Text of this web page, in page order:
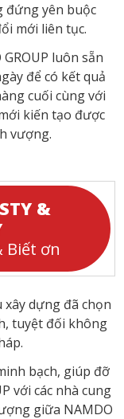
đứng yên buộc
mới liên tục.
luôn sẵn
để có kết quả
cuối cùng với
kiến tạo được
vượng.
&
Biết ơn
xây dựng đã chọn
tuyệt đối không
bạch, giúp đỡ
với các nhà cung
giữa NAMDO